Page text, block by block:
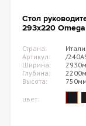
Стол
293х220 Omega
Страна:
Артикул:
/
Ширина:
Глубина:
Высота:
750мм
цвет: